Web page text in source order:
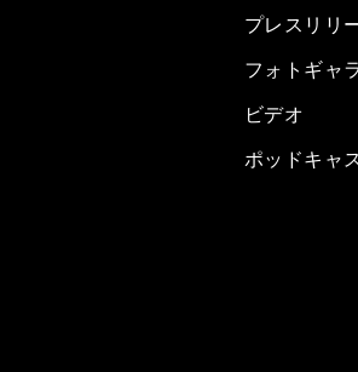
プレスリリ
フォトギャ
ビデオ
ポッドキャ